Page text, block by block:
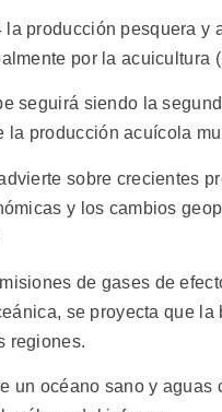
la producción pesquera
por la acuicultura
seguirá siendo la
la producción acuícola
sobre crecientes
y los cambios
de gases de
se proyecta que
regiones.
un océano sano y